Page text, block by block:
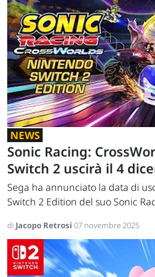
NEWS
Sonic Racing:
Switch 2 uscirà il 4
Sega ha annunciato la data di
Switch 2 Edition del suo Sonic
di Jacopo Retrosi 07 novembre 2025